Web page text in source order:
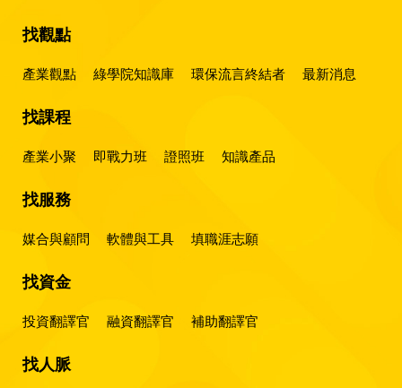
找觀點
產業觀點 綠學院知識庫 環保流言終結者 最新消息
找課程
產業小聚 即戰力班 證照班 知識產品
找服務
媒合與顧問 軟體與工具 填職涯志願
找資金
投資翻譯官 融資翻譯官 補助翻譯官
找人脈